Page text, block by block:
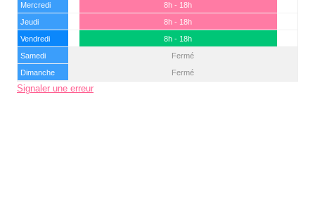
Mercredi
8h - 18h
Jeudi
8h - 18h
Vendredi
8h - 18h
Samedi
Fermé
Dimanche
Fermé
Signaler une erreur